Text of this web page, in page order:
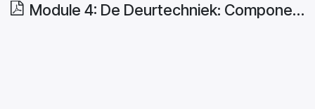
Module 4: De Deurtechniek: Componenten, Sloten & Bekabeling